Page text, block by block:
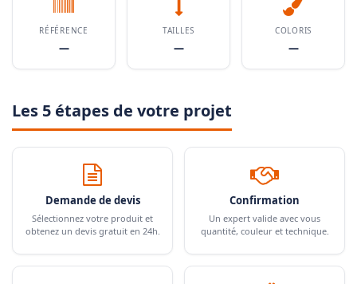
RÉFÉRENCE
—
TAILLES
—
COLORIS
—
Les 5 étapes de votre projet
Demande de devis
Sélectionnez votre produit et
obtenez un devis gratuit en 24h.
Confirmation
Un expert valide avec vous
quantité, couleur et technique.